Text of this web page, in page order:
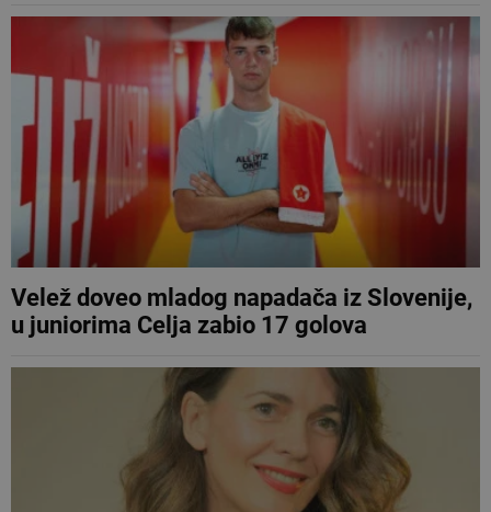
Velež doveo mladog napadača iz Slovenije,
u juniorima Celja zabio 17 golova